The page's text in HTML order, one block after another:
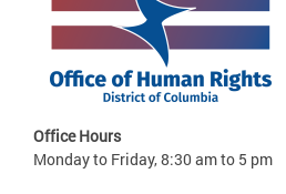
Office Hours
Monday to Friday, 8:30 am to 5 pm